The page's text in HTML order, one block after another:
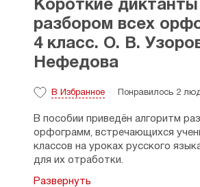
Короткие диктанты
разбором всех
4 класс. О. В.
Нефедова
В Избранное Понравилось 2
В пособии приведён алгоритм
орфограмм, встречающихся
классов на уроках русского
для их отработки.
Занимаясь не больше 15 минут в
Развернуть